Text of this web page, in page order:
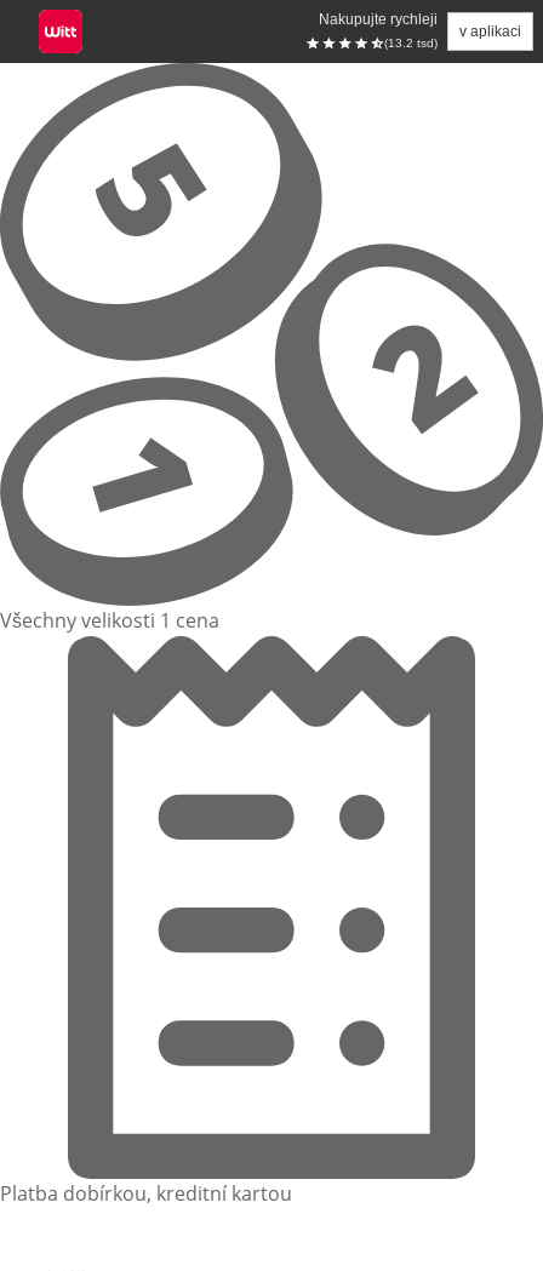
Nakupujte rychleji
(13.2 tsd)
v aplikaci
Přeskočit na hlavní obsah
Všechny velikosti 1 cena
Platba dobírkou, kreditní kartou